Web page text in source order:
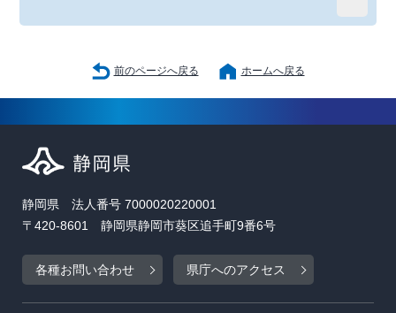
前のページへ戻る ホームへ戻る
静岡県 法人番号 7000020220001
〒420-8601 静岡県静岡市葵区追手町9番6号
各種お問い合わせ 県庁へのアクセス